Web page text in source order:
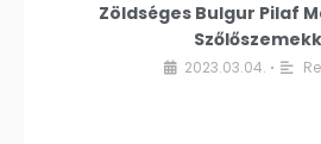
Zöldséges Bulgur Pilaf
2023.03.04. •